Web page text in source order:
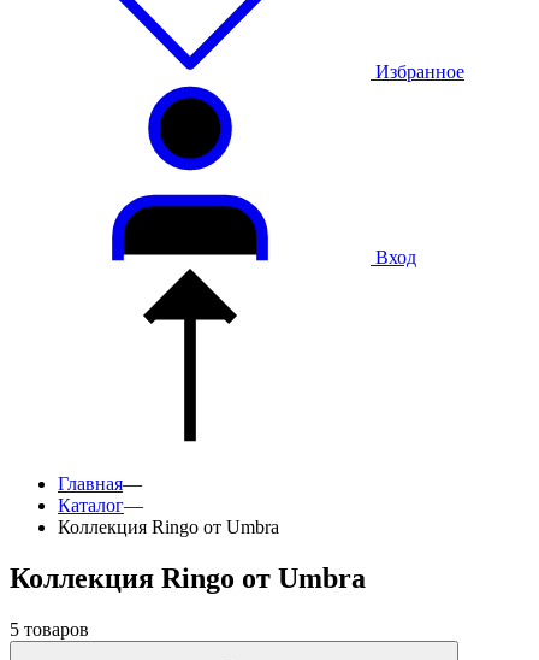
Избранное
Вход
Главная—
Каталог—
Коллекция Ringo от Umbra
Коллекция Ringo от Umbra
5 товаров